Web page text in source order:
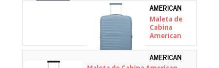
AMERICAN
TOURISTER -
155259-1827
Maleta de
Cabina
American
Tourister
FastForward
Spinner
AMERICAN